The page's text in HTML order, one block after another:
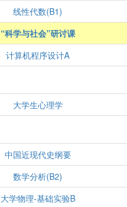
线性代数(B1)
“科学与社会”研讨课
计算机程序设计A
大学生心理学
中国近现代史纲要
数学分析(B2)
大学物理-基础实验B